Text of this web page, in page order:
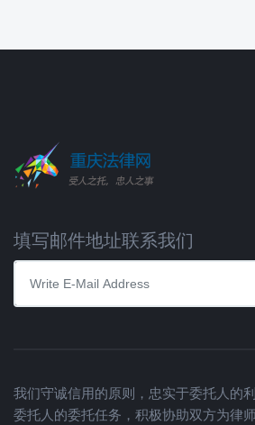
填写邮件地址联系我们
我们守诚信用的原则，忠实于委托人的
委托人的委托任务，积极协助双方为律